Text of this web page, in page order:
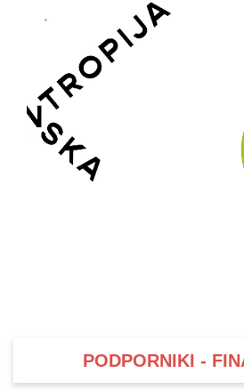
PODPORNIKI -